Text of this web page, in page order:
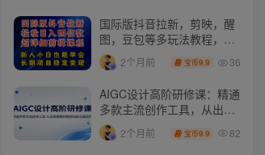
国际版抖音拉新，剪映，醒
图，豆包等多玩法教程，长
期可做的项目，轻松日入四
位数，深度揭秘玩法，干就
2个月前 宝币9.9 36
AIGC设计高阶研修课：精通
多款主流创作工具，从出图
建模到模型训练全面进阶
2个月前 宝币9.9 82